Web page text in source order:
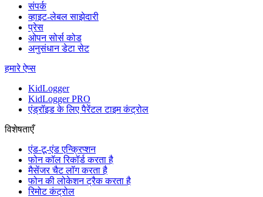
संपर्क
व्हाइट-लेबल साझेदारी
प्रेस
ओपन सोर्स कोड
अनुसंधान डेटा सेट
हमारे ऐप्स
KidLogger
KidLogger PRO
एंड्रॉइड के लिए पैरेंटल टाइम कंट्रोल
विशेषताएँ
एंड-टू-एंड एन्क्रिप्शन
फोन कॉल रिकॉर्ड करता है
मैसेंजर चैट लॉग करता है
फोन की लोकेशन ट्रैक करता है
रिमोट कंट्रोल